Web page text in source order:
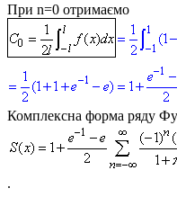
При n=0 отримаємо
Комплексна форма ряду
.